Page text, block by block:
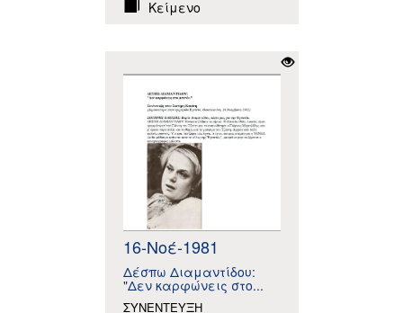
Κείμενο
16-Νοέ-1981
Δέσπω Διαμαντίδου:
"Δεν καρφώνεις στο...
ΣΥΝΕΝΤΕΥΞΗ